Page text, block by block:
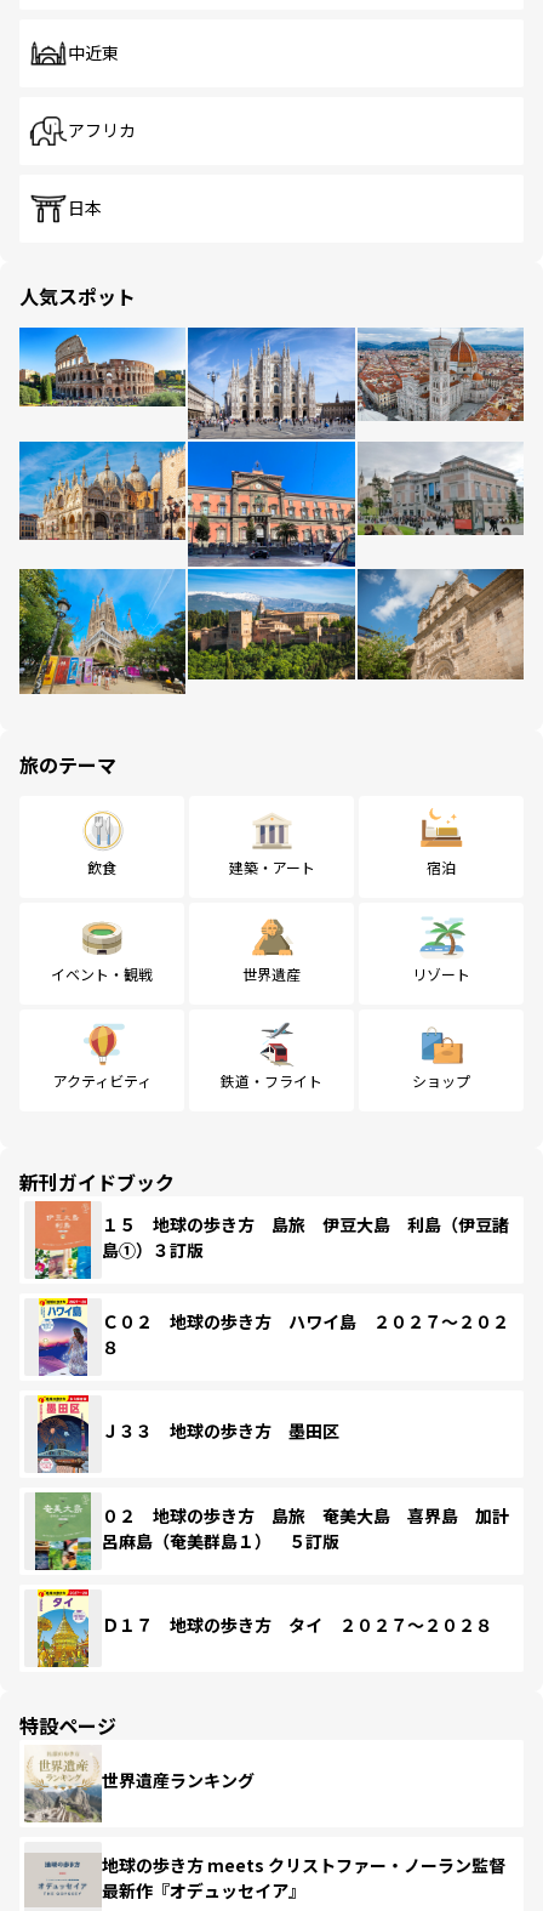
中近東
アフリカ
日本
人気スポット
旅のテーマ
飲食 建築・アート 宿泊
イベント・観戦 世界遺産 リゾート
アクティビティ 鉄道・フライト ショップ
新刊ガイドブック
１５ 地球の歩き方 島旅 伊豆大島 利島（伊豆諸
島①）３訂版
Ｃ０２ 地球の歩き方 ハワイ島 ２０２７～２０２
８
Ｊ３３ 地球の歩き方 墨田区
０２ 地球の歩き方 島旅 奄美大島 喜界島 加計
呂麻島（奄美群島１） ５訂版
Ｄ１７ 地球の歩き方 タイ ２０２７～２０２８
特設ページ
世界遺産ランキング
地球の歩き方 meets クリストファー・ノーラン監督
最新作『オデュッセイア』